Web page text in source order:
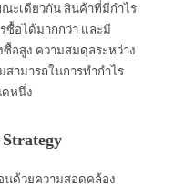
ะเดียวกัน สินค้าที่มีกำไร
ซื้อได้มากกว่า และมี
อสูง ความสมดุลระหว่าง
ามารถในการทำกำไร
ดหนึ่ง
นด้วยความสอดคล้อง